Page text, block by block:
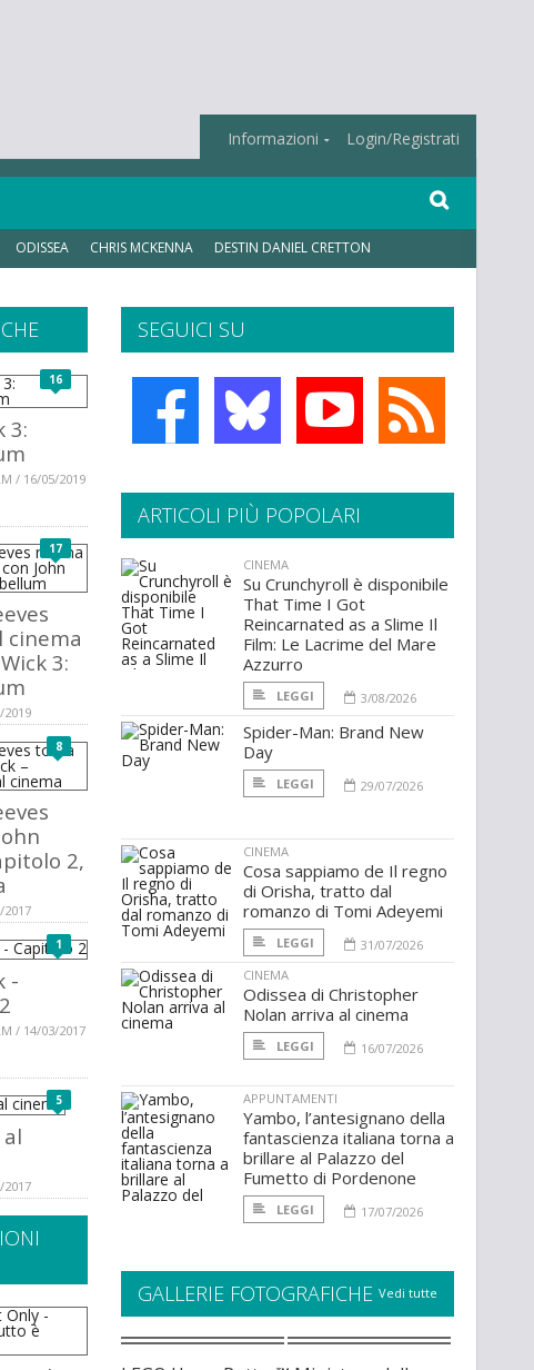
Informazioni Login/Registrati
ODISSEA CHRIS MCKENNA DESTIN DANIEL CRETTON
SEGUICI SU
16
3:
/ 16/05/2019
17
cinema
3:
2019
8
2,
2017
1
-
/ 14/03/2017
5
2017
ARTICOLI PIÙ POPOLARI
CINEMA
Su Crunchyroll è disponibile
That Time I Got
Reincarnated as a Slime Il
Film: Le Lacrime del Mare
Azzurro
LEGGI 3/08/2026
Spider-Man: Brand New
Day
LEGGI 29/07/2026
CINEMA
Cosa sappiamo de Il regno
di Orisha, tratto dal
romanzo di Tomi Adeyemi
LEGGI
31/07/2026
CINEMA
Odissea di Christopher
Nolan arriva al cinema
LEGGI 16/07/2026
APPUNTAMENTI
Yambo, l’antesignano della
fantascienza italiana torna a
brillare al Palazzo del
Fumetto di Pordenone
LEGGI 17/07/2026
GALLERIE FOTOGRAFICHE Vedi tutte